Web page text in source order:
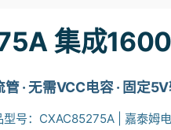
集成
· 无需VCC电容 · 固定
号：CXAC85275A | 嘉泰姆